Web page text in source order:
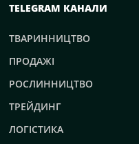
TELEGRAM КАНАЛИ
ТВАРИННИЦТВО
ПРОДАЖІ
РОСЛИННИЦТВО
ТРЕЙДИНГ
ЛОГІСТИКА